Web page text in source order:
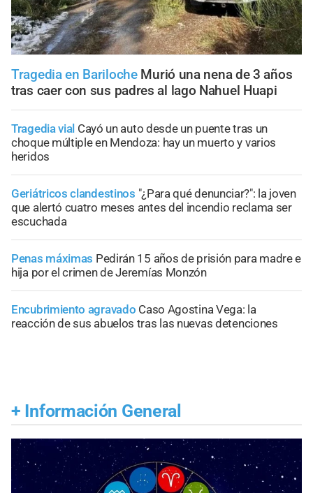
Tragedia en Bariloche Murió una nena de 3 años
tras caer con sus padres al lago Nahuel Huapi
Tragedia vial Cayó un auto desde un puente tras un
choque múltiple en Mendoza: hay un muerto y varios
heridos
Geriátricos clandestinos "¿Para qué denunciar?": la joven
que alertó cuatro meses antes del incendio reclama ser
escuchada
Penas máximas Pedirán 15 años de prisión para madre e
hija por el crimen de Jeremías Monzón
Encubrimiento agravado Caso Agostina Vega: la
reacción de sus abuelos tras las nuevas detenciones
+ Información General